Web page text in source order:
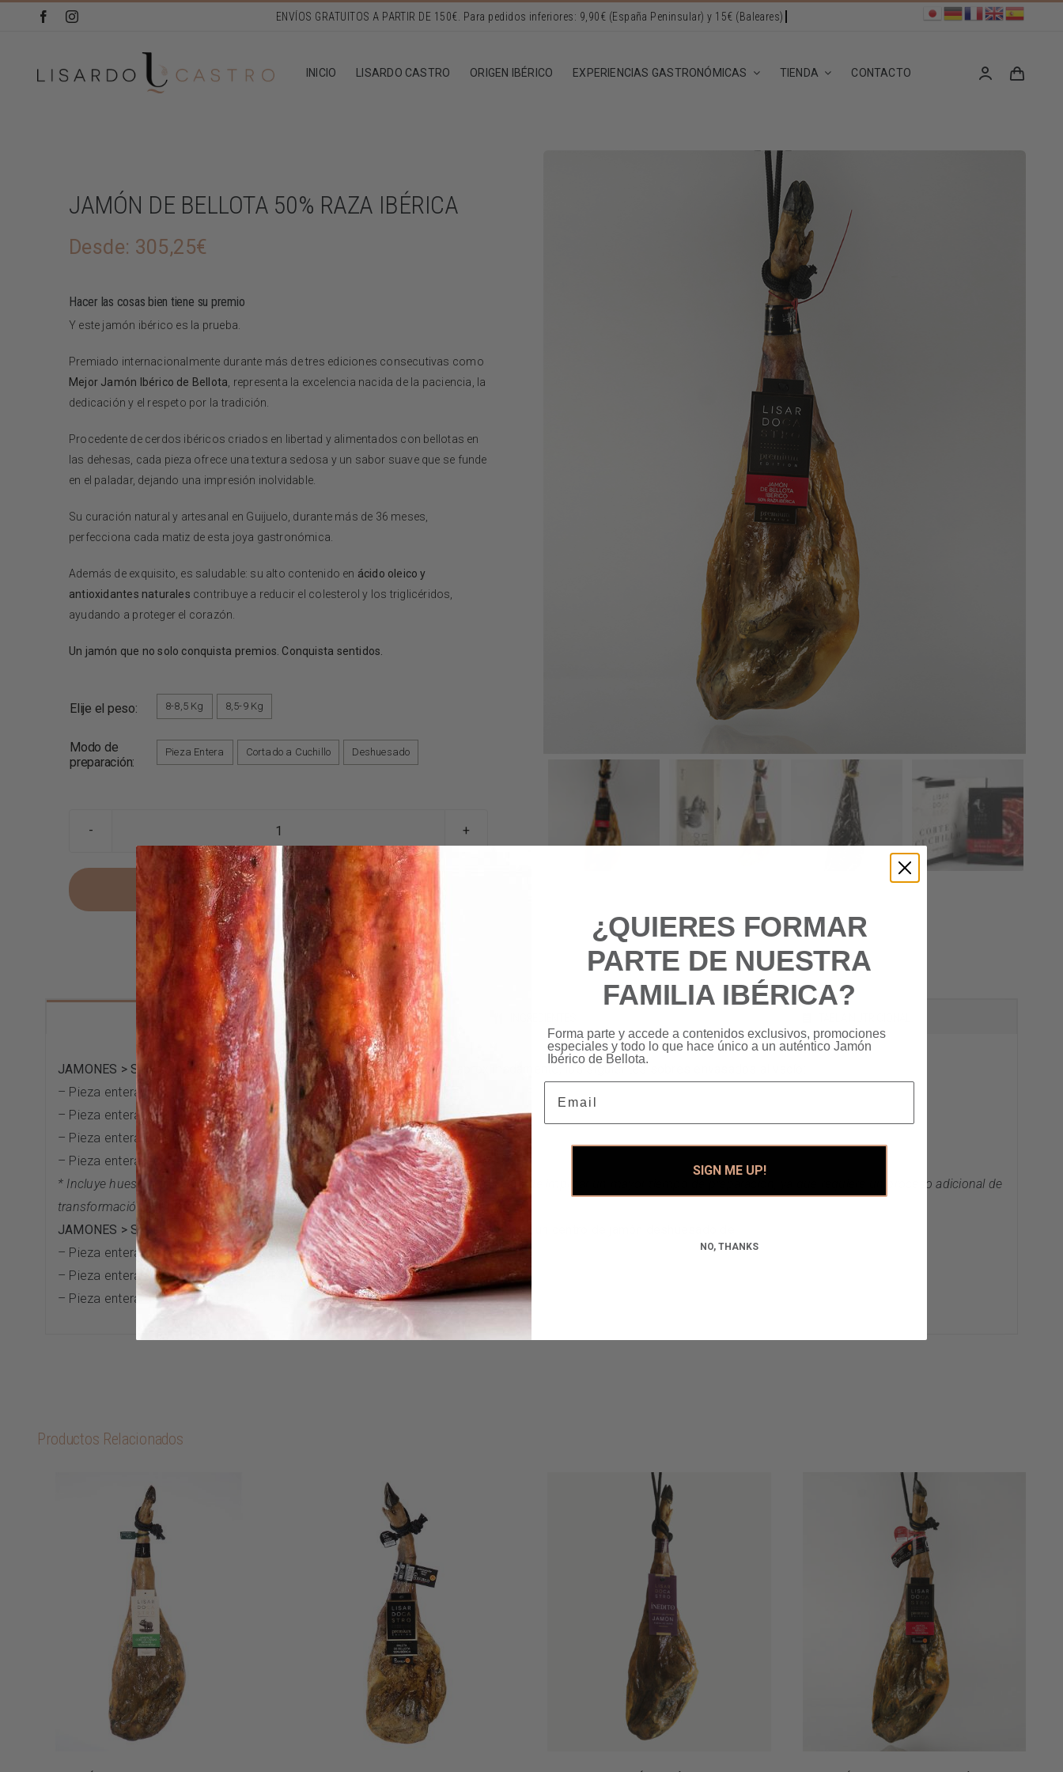
INICIO
LISARDO CASTRO ORIGEN IBÉRICO EXPERIENCIAS GASTRONÓMICAS TIENDA CONTACTO
JAMÓN DE BELLOTA 50% RAZA IBÉRICA
Desde: 305,25€
Hacer las cosas bien tiene su premio
Y este jamón ibérico es la prueba.
Premiado internacionalmente durante más de tres ediciones consecutivas como
Mejor Jamón Ibérico de Bellota , representa la excelencia nacida de la paciencia, la
dedicación y el respeto por la tradición.
Procedente de cerdos ibéricos criados en libertad y alimentados con bellotas en
las dehesas, cada pieza ofrece una textura sedosa y un sabor suave que se funde
en el paladar, dejando una impresión inolvidable.
Su curación natural y artesanal en Guijuelo, durante más de 36 meses,
perfecciona cada matiz de esta joya gastronómica.
Además de exquisito, es saludable: su alto contenido en ácido oleico y
antioxidantes naturales contribuye a reducir el colesterol y los triglicéridos,
ayudando a proteger el corazón.
Un jamón que no solo conquista premios. Conquista sentidos.
Elije el peso: 8-8,5 Kg 8,5-9 Kg
Modo de
preparación:
Pieza Entera Cortado a Cuchillo Deshuesado
DE
BELLOTA
50%
RAZA
IBÉRICA
cantidad
AÑADIR AL CARRITO
INFORMACIÓN GENERAL
JAMONES > Si elige la opción “cortado a cuchillo” recibirá en su casa, aproximadamente, los siguientes sobres envasados al vacío:
– Pieza entera de 7 – 7,5 kg > 30 sobres (100g/u)
– Pieza entera de 7,5 – 8 kg > 33 sobres (100g/u)
– Pieza entera de 8 -8,5 kg > 36 sobres (100g/u)
– Pieza entera de 8,5 – 9 kg > 38 sobres (100g/u)
* Incluye huesos troceados y envasados al vacío. «Seleccionar el corte a cuchillo puede implicar un mayor tiempo de preparación, ya que requiere un proceso adicional de
transformación del producto.»
JAMONES > Si elige la opción “deshuesado” recibirá en su casa, aproximadamente, un centro de jamón deshuesado de:
– Pieza entera de 7,5 – 8 kg – 3.5 a 3.8 Kg
– Pieza entera de 8 -8,5 kg 3.9 a 4.2 Kg
– Pieza entera de 8,5 – 9 kg – 4.2 a 5 Kg
Productos Relacionados
¿QUIERES FORMAR
PARTE DE NUESTRA
FAMILIA IBÉRICA?
Forma parte y accede a contenidos exclusivos, promociones
especiales y todo lo que hace único a un auténtico Jamón
Ibérico de Bellota.
Email
SIGN ME UP!
NO, THANKS